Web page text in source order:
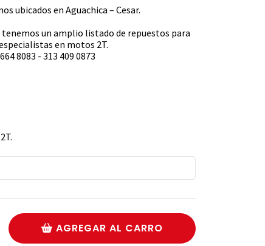
ubicados en Aguachica – Cesar.
un amplio listado de repuestos para
en motos 2T.
8083 - 313 409 0873
AGREGAR AL CARRO